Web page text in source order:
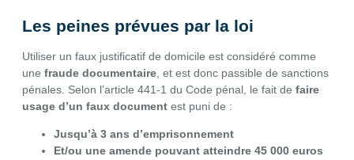
Les peines prévues par la loi
Utiliser un faux justificatif de domicile est considéré comme
une fraude documentaire , et est donc passible de sanctions
pénales. Selon l’article 441-1 du Code pénal, le fait de faire
usage d’un faux document est puni de :
Jusqu’à 3 ans d’emprisonnement
Et/ou une amende pouvant atteindre 45 000 euros